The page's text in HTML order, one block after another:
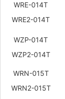
WRE-014T
WRE2-014T
WZP-014T
WZP2-014T
WRN-015T
WRN2-015T